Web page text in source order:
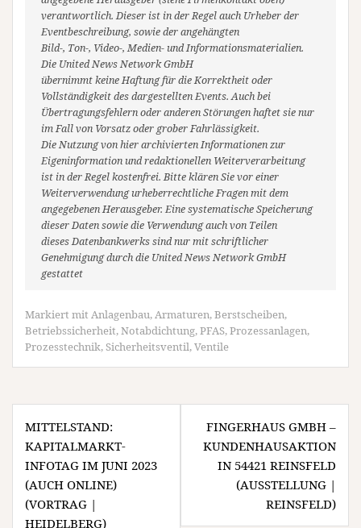
verantwortlich. Dieser ist in der Regel auch Urheber der
Eventbeschreibung, sowie der angehängten
Bild-, Ton-, Video-, Medien- und Informationsmaterialien.
Die United News Network GmbH
übernimmt keine Haftung für die Korrektheit oder
Vollständigkeit des dargestellten Events. Auch bei
Übertragungsfehlern oder anderen Störungen haftet sie nur
im Fall von Vorsatz oder grober Fahrlässigkeit.
Die Nutzung von hier archivierten Informationen zur
Eigeninformation und redaktionellen Weiterverarbeitung
ist in der Regel kostenfrei. Bitte klären Sie vor einer
Weiterverwendung urheberrechtliche Fragen mit dem
angegebenen Herausgeber. Eine systematische Speicherung
dieser Daten sowie die Verwendung auch von Teilen
dieses Datenbankwerks sind nur mit schriftlicher
Genehmigung durch die United News Network GmbH
gestattet
Markiert mit Anlagenbau,Armaturen,Berstscheiben,
Betriebssicherheit,Notabdichtung,PFAS,Prozessanlagen,
Prozesstechnik,Sicherheitsventil,Ventile
Beitragsnavigation
MITTELSTAND:
KAPITALMARKT-
INFOTAG IM JUNI 2023
(AUCH ONLINE)
(VORTRAG |
HEIDELBERG)
FINGERHAUS GMBH –
KUNDENHAUSAKTION
IN 54421 REINSFELD
(AUSSTELLUNG |
REINSFELD)